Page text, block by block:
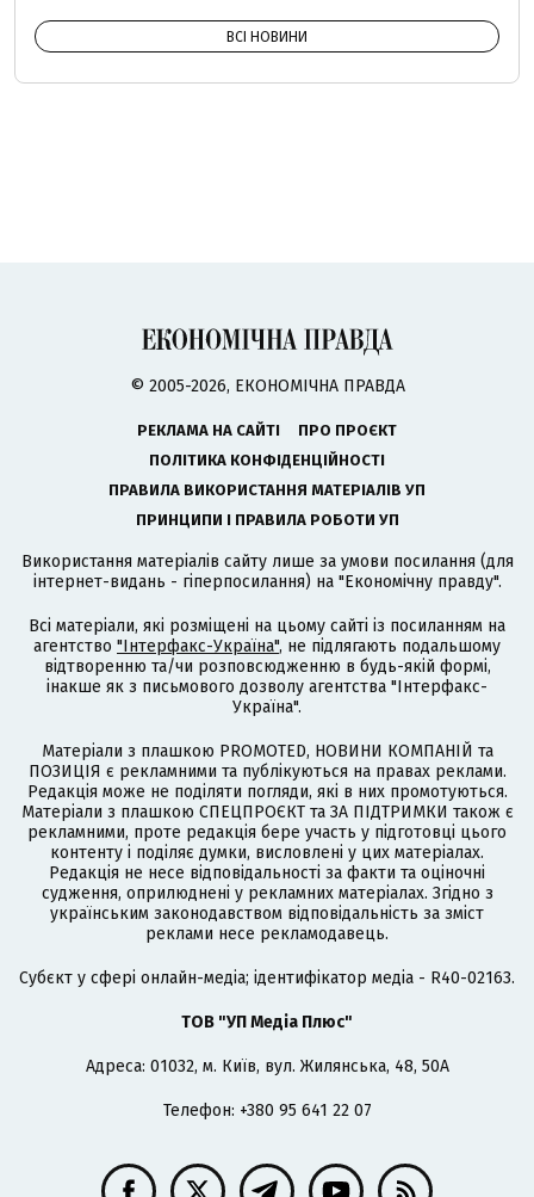
ВСІ НОВИНИ
© 2005-2026, ЕКОНОМІЧНА ПРАВДА
РЕКЛАМА НА САЙТІ
ПРО ПРОЄКТ
ПОЛІТИКА КОНФІДЕНЦІЙНОСТІ
ПРАВИЛА ВИКОРИСТАННЯ МАТЕРІАЛІВ УП
ПРИНЦИПИ І ПРАВИЛА РОБОТИ УП
Використання матеріалів сайту лише за умови посилання (для
інтернет-видань - гіперпосилання) на "Економічну правду".
Всі матеріали, які розміщені на цьому сайті із посиланням на
агентство "Інтерфакс-Україна", не підлягають подальшому
відтворенню та/чи розповсюдженню в будь-якій формі,
інакше як з письмового дозволу агентства "Інтерфакс-
Україна".
Матеріали з плашкою PROMOTED, НОВИНИ КОМПАНІЙ та
ПОЗИЦІЯ є рекламними та публікуються на правах реклами.
Редакція може не поділяти погляди, які в них промотуються.
Матеріали з плашкою СПЕЦПРОЄКТ та ЗА ПІДТРИМКИ також є
рекламними, проте редакція бере участь у підготовці цього
контенту і поділяє думки, висловлені у цих матеріалах.
Редакція не несе відповідальності за факти та оціночні
судження, оприлюднені у рекламних матеріалах. Згідно з
українським законодавством відповідальність за зміст
реклами несе рекламодавець.
Cубєкт у сфері онлайн-медіа; ідентифікатор медіа - R40-02163.
ТОВ "УП Медіа Плюс"
Адреса: 01032, м. Київ, вул. Жилянська, 48, 50А
Телефон: +380 95 641 22 07